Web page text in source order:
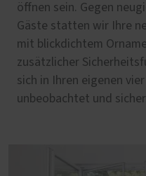
öffnen sein. Gegen
Gäste statten wir Ihre
mit blickdichtem
zusätzlicher
sich in Ihren eigenen
unbeobachtet und sicher.